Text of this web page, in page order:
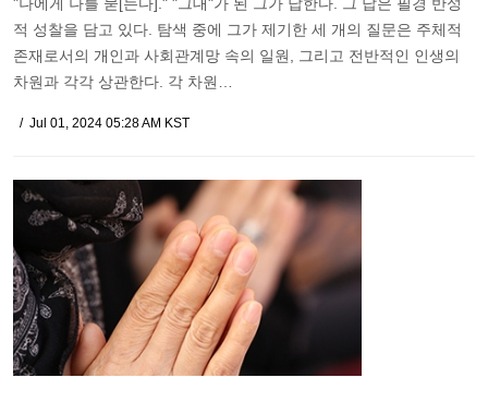
"나에게 나를 묻[는다]." "그대"가 된 그가 답한다. 그 답은 필경 반성
적 성찰을 담고 있다. 탐색 중에 그가 제기한 세 개의 질문은 주체적
존재로서의 개인과 사회관계망 속의 일원, 그리고 전반적인 인생의
차원과 각각 상관한다. 각 차원…
Jul 01, 2024 05:28 AM KST